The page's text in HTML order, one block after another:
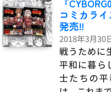
『
コミカラ
発売!!
2018年3月30
戦うために
平和に暮
士たちの